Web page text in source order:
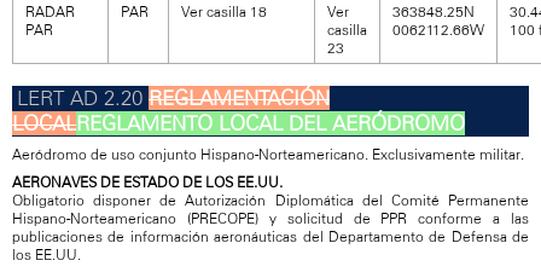
RADAR
PAR
PAR Ver casilla 18
Ver
casilla
23
363848.25N
0062112.66W
100
REGLAMENTACIÓN
LOCALREGLAMENTO LOCAL DEL AERÓDROMO
Aeródromo de uso conjunto Hispano-Norteamericano. Exclusivamente militar.
AERONAVES DE ESTADO DE LOS EE.UU.
Obligatorio disponer de Autorización Diplomática del Comité Permanente
Hispano-Norteamericano (PRECOPE) y solicitud de PPR conforme a las
publicaciones de información aeronáuticas del Departamento de Defensa de
los EE.UU.